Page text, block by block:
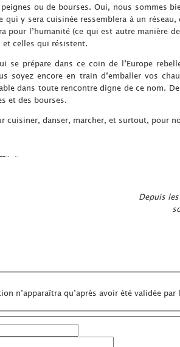
ou de bourses. Oui, nous sommes
y sera cuisinée ressemblera à un réseau,
pour l’humanité (ce qui est autre manière
et celles qui résistent.
se prépare dans ce coin de l’Europe
soyez encore en train d’emballer vos
dans toute rencontre digne de ce nom.
et des bourses.
danser, marcher, et surtout, pour
Depuis
n’apparaîtra qu’après avoir été validée par